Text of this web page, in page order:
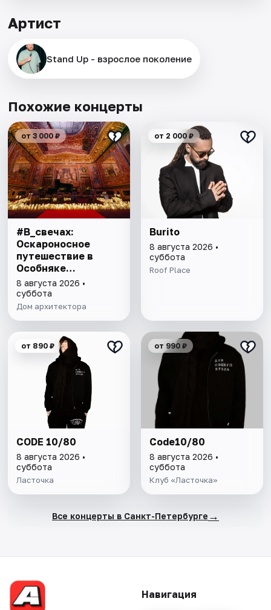
Артист
Stand Up - взрослое поколение
Похожие концерты
от 3 000 ₽
#В_свечах:
Оскароносное
путешествие в
Особняке
Половцова
8 августа 2026 •
суббота
Дом архитектора
от 2 000 ₽
Burito
8 августа 2026 •
суббота
Roof Place
от 890 ₽
CODE 10/80
8 августа 2026 •
суббота
Ласточка
от 990 ₽
Code10/80
8 августа 2026 •
суббота
Клуб «Ласточка»
Все концерты в Санкт-Петербурге →
Навигация